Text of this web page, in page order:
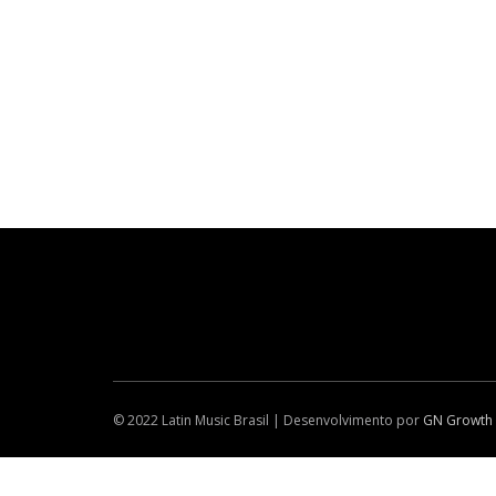
© 2022 Latin Music Brasil | Desenvolvimento por GN Growth